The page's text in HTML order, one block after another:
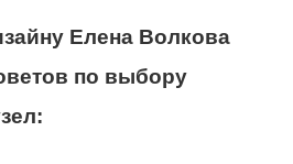
Елена Волкова
по выбору